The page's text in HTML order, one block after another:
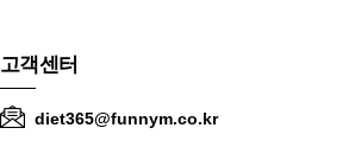
고객센터
diet365@funnym.co.kr